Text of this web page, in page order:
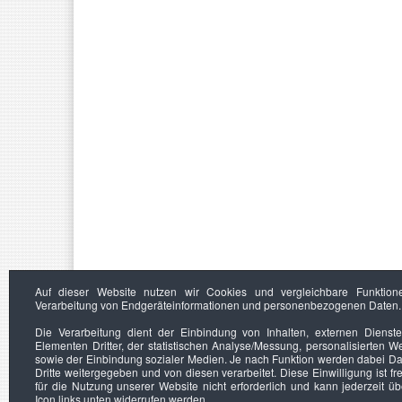
Auf dieser Website nutzen wir Cookies und vergleichbare
Verarbeitung von Endgeräteinformationen und personenbezogenen Daten.
Die Verarbeitung dient der Einbindung von Inhalten, externen
Elementen Dritter, der statistischen Analyse/Messung, personalisierten
sowie der Einbindung sozialer Medien. Je nach Funktion werden dabei
Dritte weitergegeben und von diesen verarbeitet. Diese Einwilligung ist
für die Nutzung unserer Website nicht erforderlich und kann jederzeit
Icon links unten widerrufen werden.